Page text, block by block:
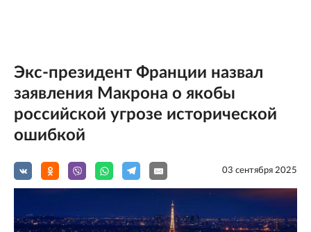
Экс-президент Франции назвал
заявления Макрона о якобы
российской угрозе исторической
ошибкой
03 сентября 2025